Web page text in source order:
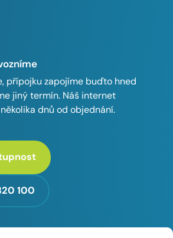
přípojku zapojíme buďto hned
jiný termín. Náš internet
dnů od objednání.
100